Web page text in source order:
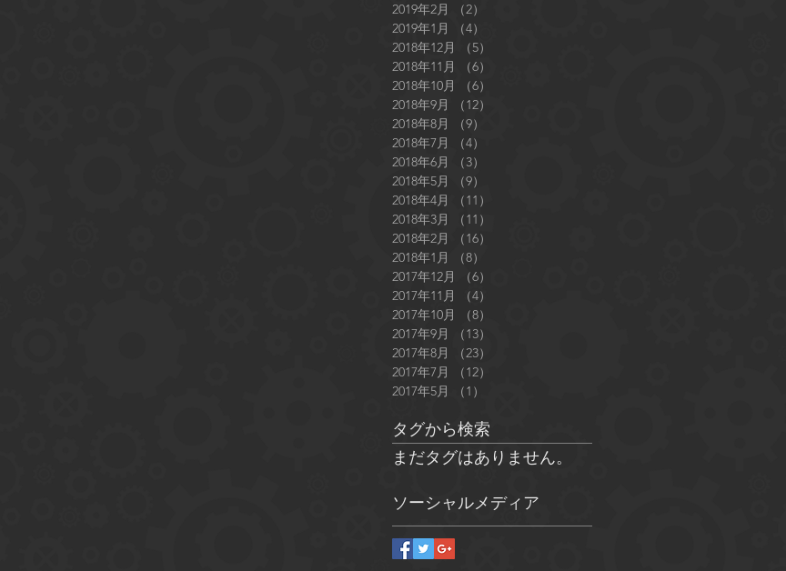
2019年2月
（2）
2019年1月
（4）
2018年12月
（5）
2018年11月
（6）
2018年10月
（6）
2018年9月
（12）
2018年8月
（9）
2018年7月
（4）
2018年6月
（3）
2018年5月
（9）
2018年4月
（11）
2018年3月
（11）
2018年2月
（16）
2018年1月
（8）
2017年12月
（6）
2017年11月
（4）
2017年10月
（8）
2017年9月
（13）
2017年8月
（23）
2017年7月
（12）
2017年5月
（1）
タグから検索
まだタグはありません。
ソーシャルメディア